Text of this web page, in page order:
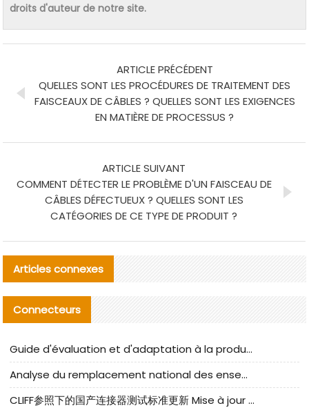
droits d'auteur de notre site.
ARTICLE PRÉCÉDENT
QUELLES SONT LES PROCÉDURES DE TRAITEMENT DES
FAISCEAUX DE CÂBLES ? QUELLES SONT LES EXIGENCES
EN MATIÈRE DE PROCESSUS ?
ARTICLE SUIVANT
COMMENT DÉTECTER LE PROBLÈME D'UN FAISCEAU DE
CÂBLES DÉFECTUEUX ? QUELLES SONT LES
CATÉGORIES DE CE TYPE DE PRODUIT ?
Articles connexes
Connecteurs
Guide d'évaluation et d'adaptation à la production des composants de câbles nationaux CNC Tech
Analyse du remplacement national des ensembles de câbles à fréquence élevée I-PEX
CLIFF参照下的国产连接器测试标准更新 Mise à jour des normes de test des connecteurs nationaux sous la référence CLIFF